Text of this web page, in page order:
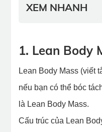
XEM NHANH
1. Lean Body
Lean Body Mass (viết
nếu bạn có thể bóc
là Lean Body Mass.
Cấu trúc của Lean